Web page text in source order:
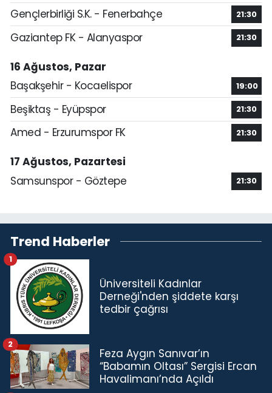
Gençlerbirliği S.K. - Fenerbahçe 21:30
Gaziantep FK - Alanyaspor 21:30
16 Ağustos, Pazar
Başakşehir - Kocaelispor
19:00
Beşiktaş - Eyüpspor 21:30
Amed - Erzurumspor FK 21:30
17 Ağustos, Pazartesi
Samsunspor - Göztepe
21:30
Trend Haberler
Üniversiteli Kadınlar
Derneği'nden şiddete karşı
tedbir çağrısı
1
Feza Aygın Sanıvar’ın
“Babamın Oltası” Sergisi Ercan
Havalimanı’nda Açıldı
2